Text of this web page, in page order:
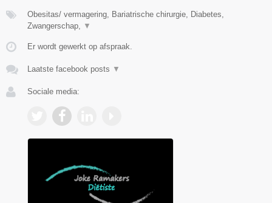
Obesitas/ vermagering, Bariatrische chirurgie, Diabetes,
Zwangerschap,
▼
Er wordt gewerkt op afspraak.
Laatste facebook posts ▼
Sociale media: